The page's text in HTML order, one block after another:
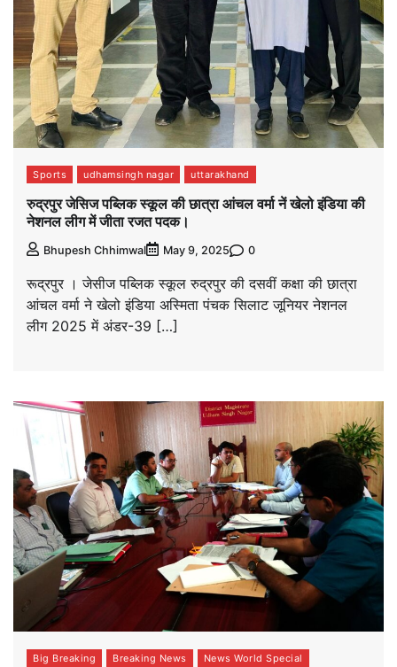
Sports udhamsingh nagar uttarakhand
रुद्रपुर जेसिज पब्लिक स्कूल की छात्रा आंचल वर्मा नें खेलो इंडिया की
नेशनल लीग में जीता रजत पदक।
Bhupesh Chhimwal May 9, 2025 0
रूद्रपुर । जेसीज पब्लिक स्कूल रुद्रपुर की दसवीं कक्षा की छात्रा
आंचल वर्मा ने खेलो इंडिया अस्मिता पंचक सिलाट जूनियर नेशनल
लीग 2025 में अंडर-39 […]
Big Breaking Breaking News
News World Special